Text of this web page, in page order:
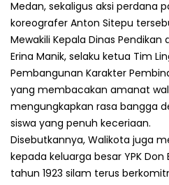
Medan, sekaligus aksi perdana
koreografer Anton Sitepu
Mewakili Kepala Dinas
Erina Manik, selaku ketua Tim
Pembangunan Karakter
yang membacakan amanat
mengungkapkan rasa bangga
siswa yang penuh keceriaan.
Disebutkannya, Walikota juga
kepada keluarga besar YPK
tahun 1923 silam terus